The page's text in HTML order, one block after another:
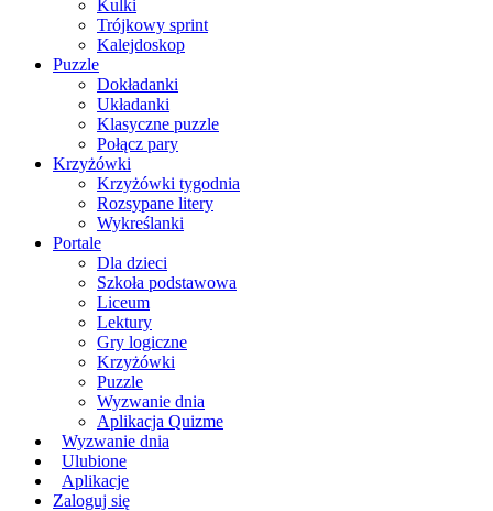
Kulki
Trójkowy sprint
Kalejdoskop
Puzzle
Dokładanki
Układanki
Klasyczne puzzle
Połącz pary
Krzyżówki
Krzyżówki tygodnia
Rozsypane litery
Wykreślanki
Portale
Dla dzieci
Szkoła podstawowa
Liceum
Lektury
Gry logiczne
Krzyżówki
Puzzle
Wyzwanie dnia
Aplikacja Quizme
Wyzwanie dnia
Ulubione
Aplikacje
Zaloguj się